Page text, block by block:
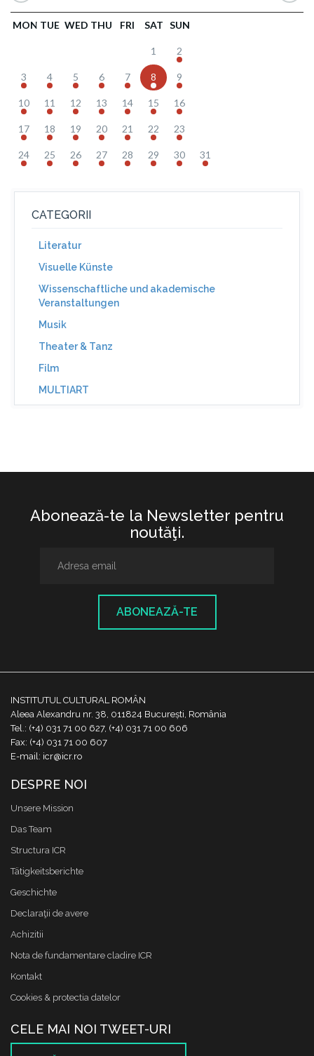
MON TUE WED THU FRI SAT SUN
1 2
3 4 5 6 7 8 9
10 11 12 13 14 15 16
17 18 19 20 21 22 23
24 25 26 27 28 29 30 31
CATEGORII
Literatur
Visuelle Künste
Wissenschaftliche und akademische
Veranstaltungen
Musik
Theater & Tanz
Film
MULTIART
Abonează-te la Newsletter pentru
noutăţi.
ABONEAZĂ-TE
INSTITUTUL CULTURAL ROMÂN
Aleea Alexandru nr. 38, 011824 București, România
Tel.: (+4) 031 71 00 627, (+4) 031 71 00 606
Fax: (+4) 031 71 00 607
E-mail: icr@icr.ro
DESPRE NOI
Unsere Mission
Das Team
Structura ICR
Tätigkeitsberichte
Geschichte
Declaraţii de avere
Achizitii
Nota de fundamentare cladire ICR
Kontakt
Cookies & protectia datelor
CELE MAI NOI TWEET-URI